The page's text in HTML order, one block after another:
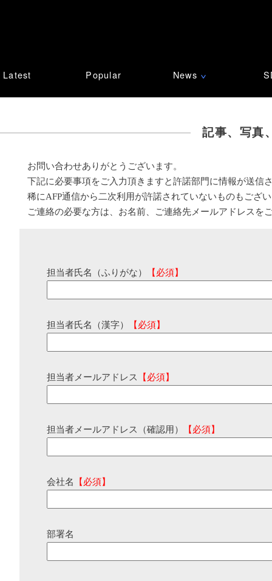
Latest Popular News ∨
記事、写真
お問い合わせありがとうございます。
下記に必要事項をご入力頂きますと許諾部門に情報が送信
稀にAFP通信から二次利用が許諾されていないものもござ
ご連絡の必要な方は、お名前、ご連絡先メールアドレスを
担当者氏名（ふりがな） 【必須】
担当者氏名（漢字） 【必須】
担当者メールアドレス 【必須】
担当者メールアドレス（確認用） 【必須】
会社名 【必須】
部署名